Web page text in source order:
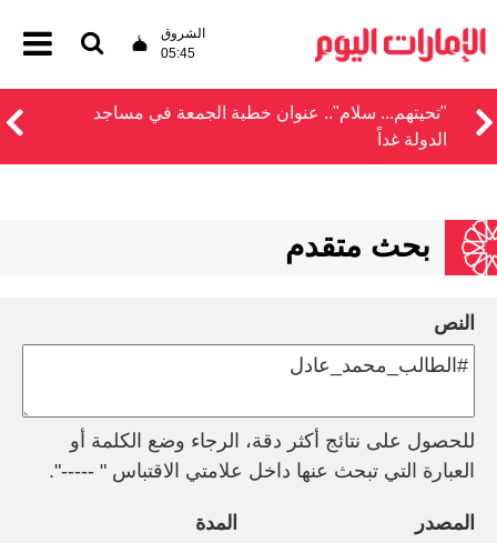
الشروق
05:45
‏"تحيتهم... سلام".. عنوان خطبة الجمعة في مساجد
الدولة غداً
بحث متقدم
النص
للحصول على نتائج أكثر دقة، الرجاء وضع الكلمة أو
العبارة التي تبحث عنها داخل علامتي الاقتباس " -----".
المصدر المدة